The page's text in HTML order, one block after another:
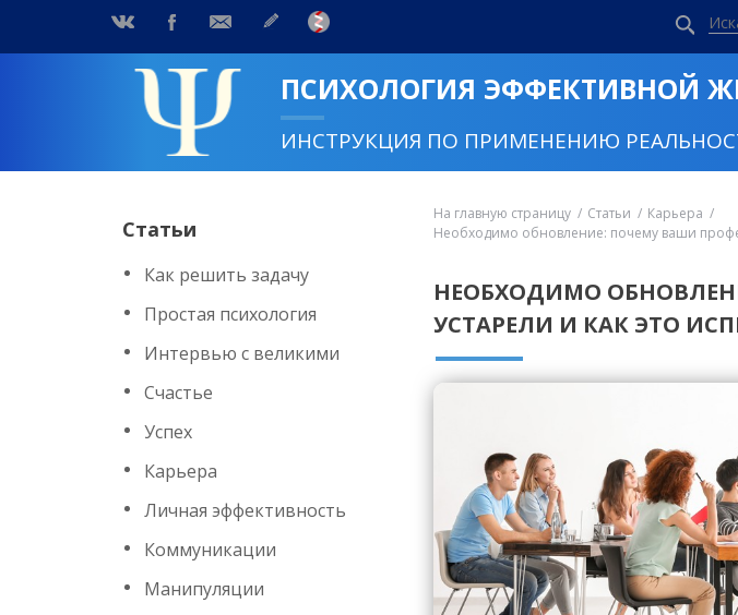
ПСИХОЛОГИЯ ЭФФЕКТИВНОЙ
ИНСТРУКЦИЯ ПО ПРИМЕНЕНИЮ
Статьи
Как решить задачу
Простая психология
Интервью с великими
Счастье
Успех
Карьера
Личная эффективность
Коммуникации
Манипуляции
На главную страницу Статьи
Карьера
Необходимо обновление: почему ваши
НЕОБХОДИМО
УСТАРЕЛИ И КАК ЭТО